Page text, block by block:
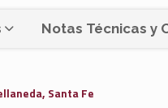
Notas Técnicas y
Santa Fe